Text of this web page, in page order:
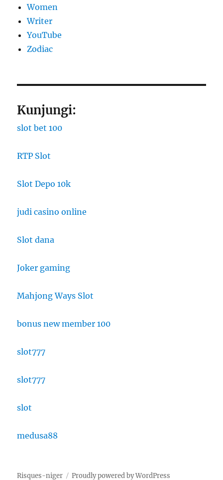
Women
Writer
YouTube
Zodiac
Kunjungi:
slot bet 100
RTP Slot
Slot Depo 10k
judi casino online
Slot dana
Joker gaming
Mahjong Ways Slot
bonus new member 100
slot777
slot777
slot
medusa88
Risques-niger Proudly powered by WordPress